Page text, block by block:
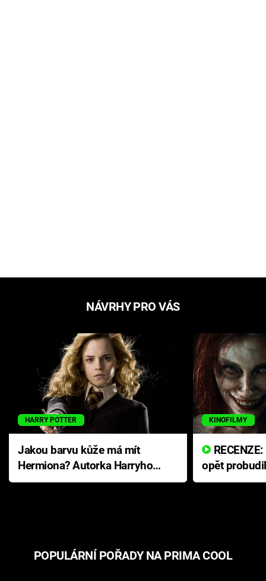
NÁVRHY PRO VÁS
HARRY POTTER
Jakou barvu kůže má mít
Hermiona? Autorka Harryho
Pottera přišla s ráznou
KINOFILMY
opět
přichází s
POPULÁRNÍ POŘADY NA PRIMA COOL